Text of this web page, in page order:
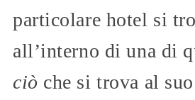
particolare hotel si
all’interno di una di
ciò che si trova al